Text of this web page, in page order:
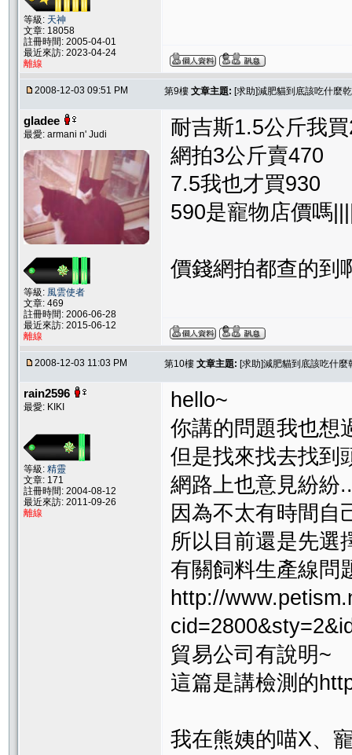
等級: 天神
文章: 18058
註冊時間: 2005-04-01
最近來訪: 2023-04-24
離線
2008-12-03 09:51 PM 第9樓 文章主題: [求助]減肥貓到底該吃什麼
gladee
最愛: armani n' Judi
等級: 風雲使者
文章: 469
註冊時間: 2006-06-28
最近來訪: 2015-06-12
離線
耐吉斯1.5公斤我
網拍3公斤賣470
7.5我也才買930
590是寵物店價嗎
價錢網拍都查的到
2008-12-03 11:03 PM 第10樓 文章主題: [求助]減肥貓到底該吃什麼
rain2596
最愛: KIKI
等級: 精靈
文章: 171
註冊時間: 2004-08-12
最近來訪: 2011-09-26
離線
hello~
你講的問題我也想
但是找來找去找到
網路上也意見紛紛
因為不太有時間自
所以目前還是先選
有關飼料生產線問
http://
貿易公司有說明~
這篇是講檢測的
我在熊姨的喵X、